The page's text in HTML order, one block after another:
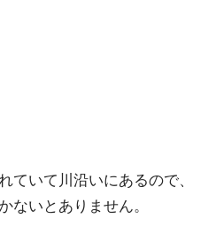
ていて川沿いにあるので、
ないとありません。